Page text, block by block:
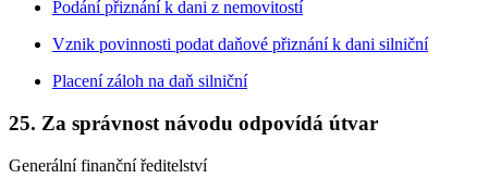
Podání přiznání k dani z nemovitostí
Vznik povinnosti podat daňové přiznání k dani silniční
Placení záloh na daň silniční
25. Za správnost návodu odpovídá útvar
Generální finanční ředitelství